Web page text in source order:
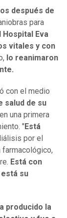
después de
para
Eva
vitales y con
lo reanimaron
con el medio
salud de su
una primera
" Está
por el
Está con
su
producido la